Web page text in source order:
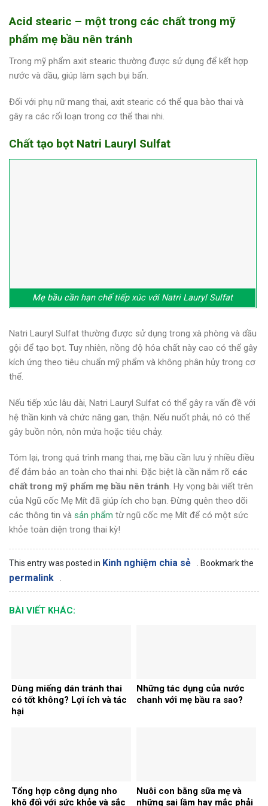
Acid stearic – một trong các chất trong mỹ
phẩm mẹ bầu nên tránh
Trong mỹ phẩm axit stearic thường được sử dụng để kết hợp
nước và dầu, giúp làm sạch bụi bẩn.
Đối với phụ nữ mang thai, axit stearic có thể qua bào thai và
gây ra các rối loạn trong cơ thể thai nhi.
Chất tạo bọt Natri Lauryl Sulfat
Mẹ bầu cần hạn chế tiếp xúc với Natri Lauryl Sulfat
Natri Lauryl Sulfat thường được sử dụng trong xà phòng và dầu
gội để tạo bọt. Tuy nhiên, nồng độ hóa chất này cao có thể gây
kích ứng theo tiêu chuẩn mỹ phẩm và không phân hủy trong cơ
thể.
Nếu tiếp xúc lâu dài, Natri Lauryl Sulfat có thể gây ra vấn đề với
hệ thần kinh và chức năng gan, thận. Nếu nuốt phải, nó có thể
gây buồn nôn, nôn mửa hoặc tiêu chảy.
Tóm lại, trong quá trình mang thai, mẹ bầu cần lưu ý nhiều điều
để đảm bảo an toàn cho thai nhi. Đặc biệt là cần nắm rõ các
chất trong mỹ phẩm mẹ bầu nên tránh. Hy vọng bài viết trên
của Ngũ cốc Mẹ Mít đã giúp ích cho bạn. Đừng quên theo dõi
các thông tin và sản phẩm từ ngũ cốc mẹ Mít để có một sức
khỏe toàn diện trong thai kỳ!
This entry was posted in Kinh nghiệm chia sẻ . Bookmark the
permalink
BÀI VIẾT KHÁC:
Dùng miếng dán tránh thai
có tốt không? Lợi ích và tác
hại
Những tác dụng của nước
chanh với mẹ bầu ra sao?
Tổng hợp công dụng nho
khô đối với sức khỏe và sắc
Nuôi con bằng sữa mẹ và
những sai lầm hay mắc phải